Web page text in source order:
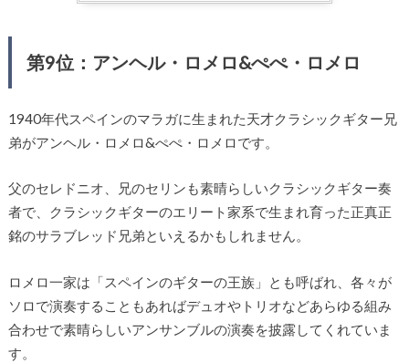
第9位：アンヘル・ロメロ&ぺぺ・ロメロ
1940年代スペインのマラガに生まれた天才クラシックギター兄
弟がアンヘル・ロメロ&ぺぺ・ロメロです。
父のセレドニオ、兄のセリンも素晴らしいクラシックギター奏
者で、クラシックギターのエリート家系で生まれ育った正真正
銘のサラブレッド兄弟といえるかもしれません。
ロメロ一家は「スペインのギターの王族」とも呼ばれ、各々が
ソロで演奏することもあればデュオやトリオなどあらゆる組み
合わせで素晴らしいアンサンブルの演奏を披露してくれていま
す。